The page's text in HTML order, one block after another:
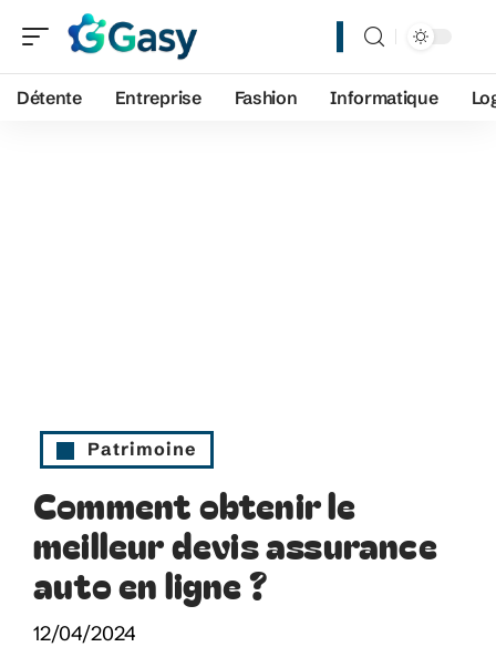
Détente Entreprise Fashion Informatique
Patrimoine
Comment obtenir le
meilleur devis assurance
auto en ligne ?
12/04/2024